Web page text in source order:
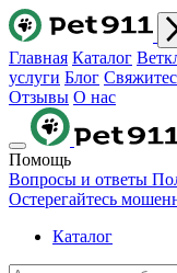
Главная Каталог
услуги Блог
Отзывы О нас
Помощь
Вопросы и ответы
Остерегайтесь
Каталог